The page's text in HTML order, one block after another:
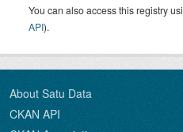
You can also access this registry
API).
About Satu Data
CKAN API